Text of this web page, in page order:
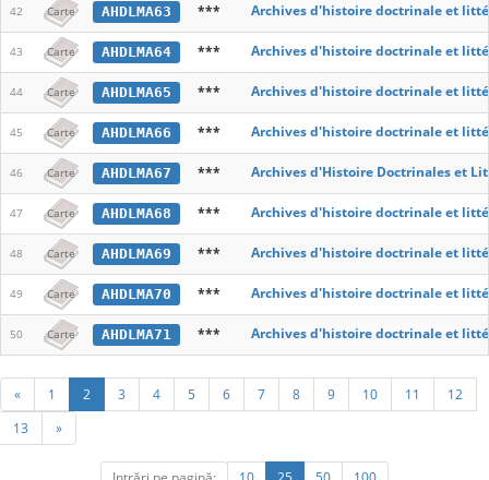
42 Carte AHDLMA63 *** Archives d'histoire doctrinale et
43 Carte AHDLMA64 *** Archives d'histoire doctrinale et
44 Carte AHDLMA65 *** Archives d'histoire doctrinale et
45 Carte AHDLMA66 *** Archives d'histoire doctrinale et
46 Carte AHDLMA67 *** Archives d'Histoire Doctrinales et
47 Carte AHDLMA68 *** Archives d'histoire doctrinale et
48 Carte AHDLMA69 *** Archives d'histoire doctrinale et
49 Carte AHDLMA70 *** Archives d'histoire doctrinale et
50 Carte AHDLMA71 *** Archives d'histoire doctrinale et
« 1 2 3 4 5 6 7 8 9 10 11
12
13
»